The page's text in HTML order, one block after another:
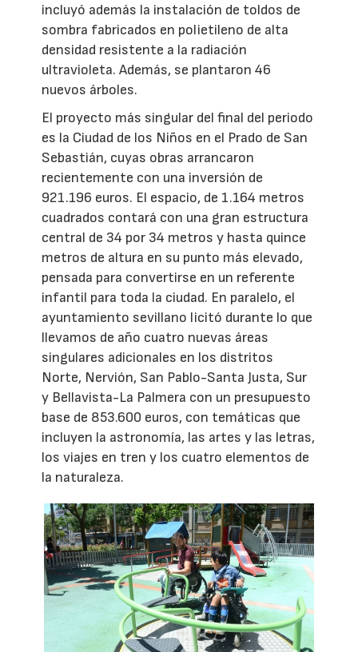
incluyó además la instalación de toldos de
sombra fabricados en polietileno de alta
densidad resistente a la radiación
ultravioleta. Además, se plantaron 46
nuevos árboles.
El proyecto más singular del final del periodo
es la Ciudad de los Niños en el Prado de San
Sebastián, cuyas obras arrancaron
recientemente con una inversión de
921.196 euros. El espacio, de 1.164 metros
cuadrados contará con una gran estructura
central de 34 por 34 metros y hasta quince
metros de altura en su punto más elevado,
pensada para convertirse en un referente
infantil para toda la ciudad. En paralelo, el
ayuntamiento sevillano licitó durante lo que
llevamos de año cuatro nuevas áreas
singulares adicionales en los distritos
Norte, Nervión, San Pablo-Santa Justa, Sur
y Bellavista-La Palmera con un presupuesto
base de 853.600 euros, con temáticas que
incluyen la astronomía, las artes y las letras,
los viajes en tren y los cuatro elementos de
la naturaleza.